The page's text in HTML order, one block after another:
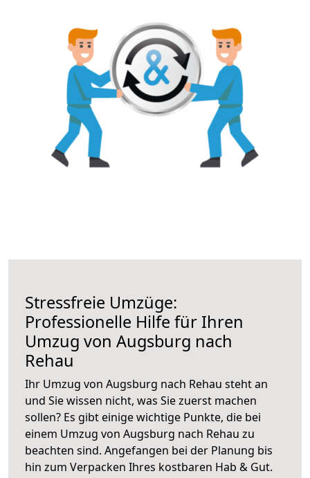
Stressfreie Umzüge:
Professionelle Hilfe für Ihren
Umzug von Augsburg nach
Rehau
Ihr Umzug von Augsburg nach Rehau steht an
und Sie wissen nicht, was Sie zuerst machen
sollen? Es gibt einige wichtige Punkte, die bei
einem Umzug von Augsburg nach Rehau zu
beachten sind. Angefangen bei der Planung bis
hin zum Verpacken Ihres kostbaren Hab & Gut.